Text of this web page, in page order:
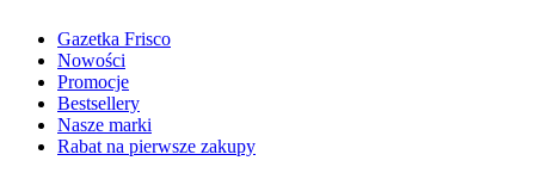
Gazetka Frisco
Nowości
Promocje
Bestsellery
Nasze marki
Rabat na pierwsze zakupy